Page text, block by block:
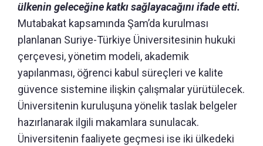
ülkenin geleceğine katkı sağlayacağını ifade etti.
Mutabakat kapsamında Şam’da kurulması
planlanan Suriye-Türkiye Üniversitesinin hukuki
çerçevesi, yönetim modeli, akademik
yapılanması, öğrenci kabul süreçleri ve kalite
güvence sistemine ilişkin çalışmalar yürütülecek.
Üniversitenin kuruluşuna yönelik taslak belgeler
hazırlanarak ilgili makamlara sunulacak.
Üniversitenin faaliyete geçmesi ise iki ülkedeki